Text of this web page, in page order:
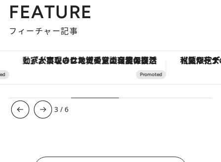
FEATURE
フィーチャー記事
「大事なのは地域の意識を変えること」。ロレックス賞受賞の自然保護活動家が実現させたナイジェリアの自然環境の復活 【夏限定ディナーコース】旬を
3 /6